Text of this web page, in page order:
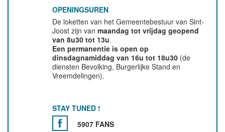
OPENINGSUREN
De loketten van het Gemeentebestuur van Sint-
Joost zijn vanmaandag tot vrijdag geopend
van 8u30 tot 13u.
Een permanentie is open op
dinsdagnamiddag van 16u tot 18u30 (de
diensten Bevolking, Burgerlijke Stand en
Vreemdelingen).
STAY TUNED !
5907 FANS